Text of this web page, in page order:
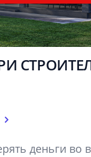
деньги во